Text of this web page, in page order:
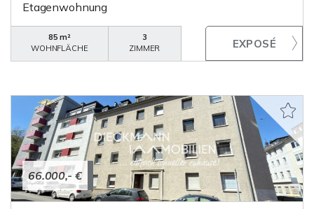
Etagenwohnung
85 m²
WOHNFLÄCHE
3
ZIMMER
66.000,- €